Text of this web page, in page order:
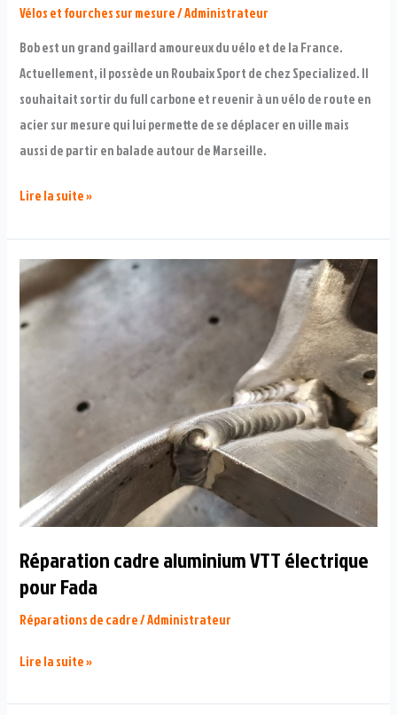
Vélos et fourches sur mesure/Administrateur
Bob est un grand gaillard amoureux du vélo et de la France.
Actuellement, il possède un Roubaix Sport de chez Specialized. Il
souhaitait sortir du full carbone et revenir à un vélo de route en
acier sur mesure qui lui permette de se déplacer en ville mais
aussi de partir en balade autour de Marseille.
Redos
Lire la suite »
Réparation cadre aluminium VTT électrique
pour Fada
Réparations de cadre/Administrateur
Réparation
Lire la suite »